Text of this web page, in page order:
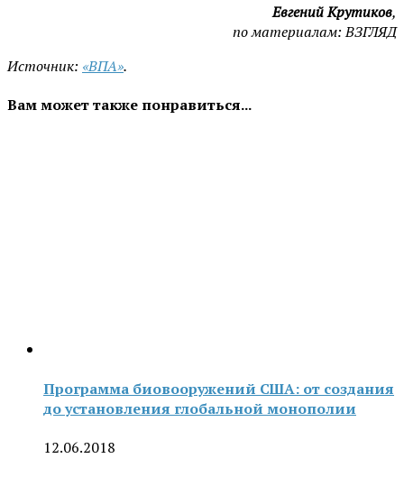
Евгений Крутиков,
по материалам: ВЗГЛЯД
Источник: «ВПА».
Вам может также понравиться...
Программа биовооружений США: от создания
до установления глобальной монополии
12.06.2018